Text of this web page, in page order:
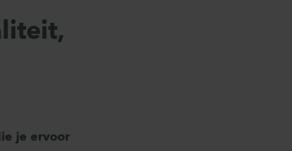
je ervoor